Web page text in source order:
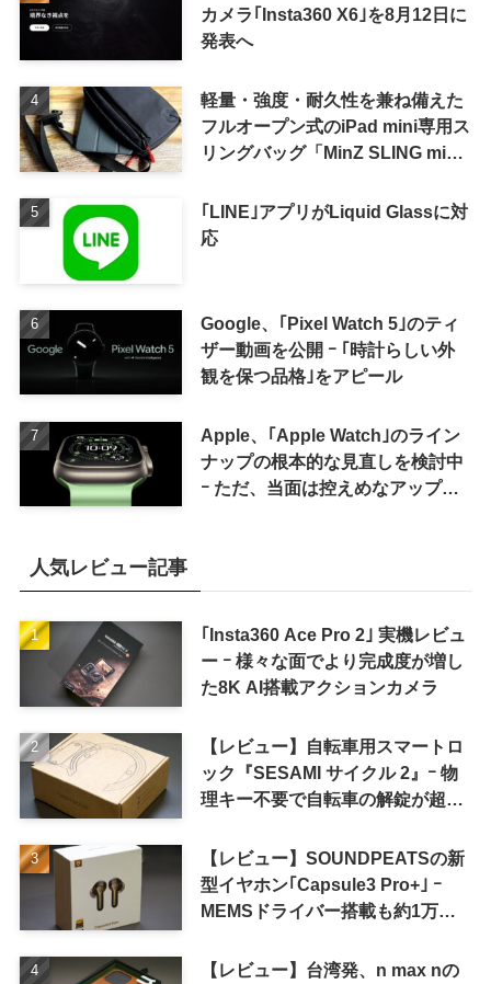
カメラ｢Insta360 X6｣を8月12日に
発表へ
軽量・強度・耐久性を兼ね備えた
フルオープン式のiPad mini専用ス
リングバッグ「MinZ SLING mini
｢LINE｣アプリがLiquid Glassに対
応
Google、｢Pixel Watch 5｣のティ
ザー動画を公開 ｰ ｢時計らしい外
観を保つ品格｣をアピール
Apple、｢Apple Watch｣のライン
ナップの根本的な見直しを検討中
ｰ ただ、当面は控えめなアップグ
人気レビュー記事
｢Insta360 Ace Pro 2｣ 実機レビュ
ー ｰ 様々な面でより完成度が増し
た8K AI搭載アクションカメラ
【レビュー】自転車用スマートロ
ック『SESAMI サイクル 2』ｰ 物
理キー不要で自転車の解錠が超簡
【レビュー】SOUNDPEATSの新
型イヤホン｢Capsule3 Pro+｣ ｰ
MEMSドライバー搭載も約1万円
【レビュー】台湾発、n max nの